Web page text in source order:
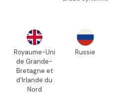
Royaume-Uni
de Grande-
Bretagne et
d'Irlande du
Nord
Russie